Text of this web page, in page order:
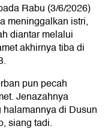
Rabu (3/6/2026)
meninggalkan istri,
diantar melalui
akhirnya tiba di
pun pecah
Jenazahnya
di Dusun
siang tadi.